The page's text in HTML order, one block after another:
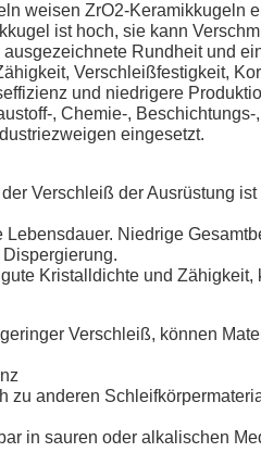
weisen ZrO2-Keramikkugeln
ist hoch, sie kann
Rundheit und
Verschleißfestigkeit,
und niedrigere
, Chemie-,
eingesetzt.
Verschleiß der Ausrüstung
Niedrige
Kristalldichte und
Verschleiß, können
zu anderen
in sauren oder alkalischen